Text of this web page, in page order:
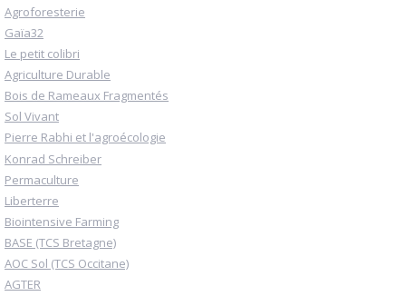
Agroforesterie
Gaïa32
Le petit colibri
Agriculture Durable
Bois de Rameaux Fragmentés
Sol Vivant
Pierre Rabhi et l'agroécologie
Konrad Schreiber
Permaculture
Liberterre
Biointensive Farming
BASE (TCS Bretagne)
AOC Sol (TCS Occitane)
AGTER